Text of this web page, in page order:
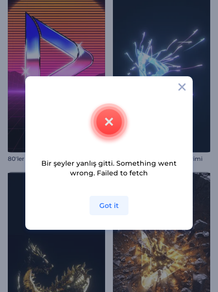
80'ler Retro Giriş Videosu Parıltılı Çizgiler Logo Gösterimi
Bir şeyler yanlış gitti. Something went
wrong. Failed to fetch
Got it